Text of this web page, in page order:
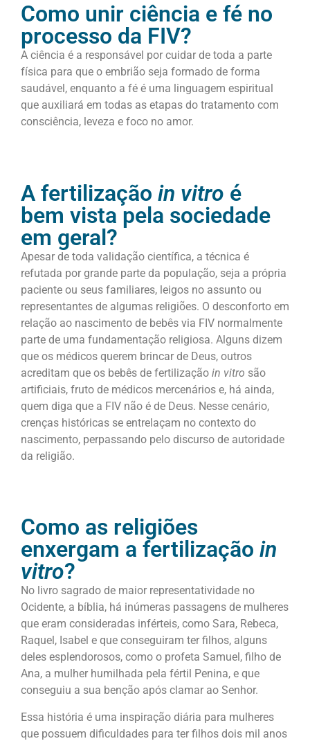
Como unir ciência e fé no
processo da FIV?
A ciência é a responsável por cuidar de toda a parte
física para que o embrião seja formado de forma
saudável, enquanto a fé é uma linguagem espiritual
que auxiliará em todas as etapas do tratamento com
consciência, leveza e foco no amor.
A fertilização in vitro é
bem vista pela sociedade
em geral?
Apesar de toda validação científica, a técnica é
refutada por grande parte da população, seja a própria
paciente ou seus familiares, leigos no assunto ou
representantes de algumas religiões. O desconforto em
relação ao nascimento de bebês via FIV normalmente
parte de uma fundamentação religiosa. Alguns dizem
que os médicos querem brincar de Deus, outros
acreditam que os bebês de fertilização in vitro são
artificiais, fruto de médicos mercenários e, há ainda,
quem diga que a FIV não é de Deus. Nesse cenário,
crenças históricas se entrelaçam no contexto do
nascimento, perpassando pelo discurso de autoridade
da religião.
Como as religiões
enxergam a fertilização in
vitro?
No livro sagrado de maior representatividade no
Ocidente, a bíblia, há inúmeras passagens de mulheres
que eram consideradas inférteis, como Sara, Rebeca,
Raquel, Isabel e que conseguiram ter filhos, alguns
deles esplendorosos, como o profeta Samuel, filho de
Ana, a mulher humilhada pela fértil Penina, e que
conseguiu a sua benção após clamar ao Senhor.
Essa história é uma inspiração diária para mulheres
que possuem dificuldades para ter filhos dois mil anos